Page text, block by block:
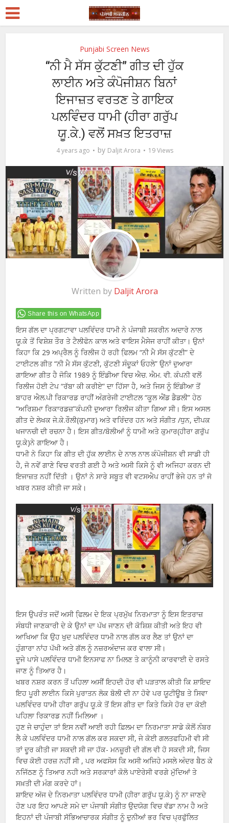
Punjabi Screen News
“ਨੀ ਮੈ ਸੱਸ ਕੁੱਟਣੀ” ਗੀਤ ਦੀ ਹੁੱਕ
ਲਾਈਨ ਅਤੇ ਕੰਪੋਜੀਸ਼ਨ ਬਿਨਾਂ
ਇਜਾਜ਼ਤ ਵਰਤਣ ਤੇ ਗਾਇਕ
ਪਲਵਿੰਦਰ ਧਾਮੀ (ਹੀਰਾ ਗਰੁੱਪ
ਯੂ.ਕੇ.) ਵਲੋਂ ਸਖ਼ਤ ਇਤਰਾਜ਼
4 years ago by Daljit Arora 19 Views
Written by Daljit Arora
Share this on WhatsApp
ਇਸ ਗੱਲ ਦਾ ਪ੍ਰਗਟਾਵਾ ਪਲਵਿੰਦਰ ਧਾਮੀ ਨੇ ਪੰਜਾਬੀ ਸਕਰੀਨ ਅਦਾਰੇ ਨਾਲ
ਯੂ.ਕੇ ਤੋਂ ਵਿਸ਼ੇਸ਼ ਤੌਰ ਤੇ ਟੈਲੀਫੋਨ ਕਾਲ ਅਤੇ ਵਾਇਸ ਮੈਸੇਜ ਰਾਹੀਂ ਕੀਤਾ। ਉਨਾਂ
ਕਿਹਾ ਕਿ 29 ਅਪ੍ਰੈਲ ਨੂੰ ਰਿਲੀਜ ਹੋ ਰਹੀ ਫਿ਼ਲਮ “ਨੀ ਮੈ ਸੱਸ ਕੁੱਟਣੀ” ਦੇ
ਟਾਈਟਲ ਗੀਤ “ਨੀ ਮੈ ਸੱਸ ਕੁੱਟਣੀ, ਕੁੱਟਣੀ ਸੰਦੂਕਾਂ ਓਹਲੇ” ਉਨਾਂ ਦੁਆਰਾ
ਗਾਇਆ ਗੀਤ ਹੈ ਜੋਕਿ 1989 ਨੂੰ ਇੰਡੀਆ ਵਿਚ ਐਚ. ਐਮ. ਵੀ. ਕੰਪਨੀ ਵਲੋਂ
ਰਿਲੀਜ ਹੋਈ ਟੇਪ “ਰੱਬਾ ਕੀ ਕਰੀਏ” ਦਾ ਹਿੱਸਾ ਹੈ, ਅਤੇ ਜਿਸ ਨੂੰ ਇੰਡੀਆ ਤੋਂ
ਬਾਹਰ ਐਲ.ਪੀ ਰਿਕਾਰਡ ਰਾਹੀਂ ਅੰਗਰੇਜੀ ਟਾਈਟਲ “ਕੂਲ ਐਂਡ ਡੈਡਲੀ” ਹੇਠ
“ਅਰਿਸ਼ਮਾ ਰਿਕਾਰਡਜ਼”ਕੰਪਨੀ ਦੁਆਰਾ ਰਿਲੀਜ ਕੀਤਾ ਗਿਆ ਸੀ। ਇਸ ਅਸਲ
ਗੀਤ ਦੇ ਲੇਖਕ ਜੇ.ਕੇ.ਰੌਲੀ(ਕੁਮਾਰ) ਅਤੇ ਵਰਿੰਦਰ ਹਨ ਅਤੇ ਸੰਗੀਤ /ਧੁਨ, ਦੀਪਕ
ਖਜਾਨਚੀ ਦੀ ਰਚਨਾ ਹੈ। ਇਸ ਗੀਤ/ਬੋਲੀਆਂ ਨੂੰ ਧਾਮੀ ਅਤੇ ਕੁਮਾਰ(ਹੀਰਾ ਗਰੁੱਪ
ਯੂ.ਕੇ)ਨੇ ਗਾਇਆ ਹੈ।
ਧਾਮੀ ਨੇ ਕਿਹਾ ਕਿ ਗੀਤ ਦੀ ਹੁੱਕ ਲਾਈਨ ਦੇ ਨਾਲ ਨਾਲ ਕੰਪੋਜੀਸ਼ਨ ਵੀ ਸਾਡੀ ਹੀ
ਹੈ, ਜੋ ਨਵੇਂ ਗਾਣੇ ਵਿਚ ਵਰਤੀ ਗਈ ਹੈ ਅਤੇ ਅਸੀ ਕਿਸੇ ਨੂੰ ਵੀ ਅਜਿਹਾ ਕਰਨ ਦੀ
ਇਜਾਜ਼ਤ ਨਹੀਂ ਦਿੱਤੀ । ਉਨਾਂ ਨੇ ਸਾਰੇ ਸਬੂਤ ਵੀ ਵਟਸਐਪ ਰਾਹੀਂ ਭੇਜੇ ਹਨ ਤਾਂ ਜੋ
ਖਬਰ ਨਸ਼ਰ ਕੀਤੀ ਜਾ ਸਕੇ।
ਇਸ ਉਪਰੰਤ ਜਦੋਂ ਅਸੀ ਫਿ਼ਲਮ ਦੇ ਇਕ ਪ੍ਰਮੁੱਖ ਨਿਰਮਾਤਾ ਨੂੰ ਇਸ ਇਤਰਾਜ਼
ਸੰਬਧੀ ਜਾਣਕਾਰੀ ਦੇ ਕੇ ਉਨਾਂ ਦਾ ਪੱਖ ਜਾਣਨ ਦੀ ਕੋਸ਼ਿਸ਼ ਕੀਤੀ ਅਤੇ ਇਹ ਵੀ
ਆਖਿਆ ਕਿ ਉਹ ਖੁਦ ਪਲਵਿੰਦਰ ਧਾਮੀ ਨਾਲ ਗੱਲ ਕਰ ਲੈਣ ਤਾਂ ਉਨਾਂ ਦਾ
ਹੁੰਗਾਰਾ ਨਾਂਹ ਪੱਖੀ ਅਤੇ ਗੱਲ ਨੂੰ ਨਜ਼ਰਅੰਦਾਜ ਕਰ ਵਾਲਾ ਸੀ।
ਦੂਜੇ ਪਾਸੇ ਪਲਵਿੰਦਰ ਧਾਮੀ ਇਨਸਾਫ ਨਾ ਮਿਲਣ ਤੇ ਕਾਨੂੰਨੀ ਕਾਰਵਾਈ ਦੇ ਰਸਤੇ
ਜਾਣ ਨੂੰ ਤਿਆਰ ਹੈ।
ਖਬਰ ਨਸ਼ਰ ਕਰਨ ਤੋਂ ਪਹਿਲਾ ਅਸੀਂ ਇਹਦੀ ਹੋਰ ਵੀ ਪੜਤਾਲ ਕੀਤੀ ਕਿ ਸ਼ਾਇਦ
ਇਹ ਪੂਰੀ ਲਾਈਨ ਕਿਸੇ ਪੁਰਾਤਨ ਲੋਕ ਬੋਲੀ ਦੀ ਨਾ ਹੋਵੇ ਪਰ ਯੂਟੀਊਬ ਤੇ ਸਿਵਾ
ਪਲਵਿੰਦਰ ਧਾਮੀ ਹੀਰਾ ਗਰੁੱਪ ਯੂ.ਕੇ ਤੋਂ ਇਸ ਗੀਤ ਦਾ ਕਿਤੇ ਕਿਸੇ ਹੋਰ ਦਾ ਕੋਈ
ਪਹਿਲਾ ਰਿਕਾਰਡ ਨਹੀਂ ਮਿਲਿਆ ।
ਹੁਣ ਜੇ ਚਾਹੁੰਦਾ ਤਾਂ ਇਸ ਨਵੀਂ ਆਈ ਰਹੀ ਫ਼ਿਲਮ ਦਾ ਨਿਰਮਾਤਾ ਸਾਡੇ ਕੋਲੋਂ ਨੰਬਰ
ਲੈ ਕੇ ਪਲਵਿੰਦਰ ਧਾਮੀ ਨਾਲ ਗੱਲ ਕਰ ਸਕਦਾ ਸੀ, ਜੇ ਕੋਈ ਗਲਤਫਹਿਮੀ ਵੀ ਸੀ
ਤਾਂ ਦੂਰ ਕੀਤੀ ਜਾ ਸਕਦੀ ਸੀ ਜਾ ਹੱਕ- ਮਨਜ਼ੂਰੀ ਦੀ ਗੱਲ ਵੀ ਹੋ ਸਕਦੀ ਸੀ, ਜਿਸ
ਵਿਚ ਕੋਈ ਹਰਜ਼ ਨਹੀਂ ਸੀ , ਪਰ ਅਫਸੋਸ ਕਿ ਅਸੀ ਅਜਿਹੇ ਮਸਲੇ ਅੰਦਰ ਬੈਠ ਕੇ
ਨਜਿੱਠਣ ਨੂੰ ਤਿਆਰ ਨਹੀ ਅਤੇ ਸਰਕਾਰਾਂ ਕੋਲੋ ਪਾਏਰੇਸੀ ਵਰਗੇ ਮੁੱਦਿਆਂ ਤੇ
ਸਖ਼ਤੀ ਦੀ ਮੰਗ ਕਰਦੇ ਹਾਂ।
ਸ਼ਾਇਦ ਅੱਜ ਦੇ ਨਿਰਮਾਤਾ ਪਲਵਿੰਦਰ ਧਾਮੀ (ਹੀਰਾ ਗਰੁੱਪ ਯੂ.ਕੇ) ਨੂੰ ਨਾ ਜਾਣਦੇ
ਹੋਣ ਪਰ ਇਹ ਆਪਣੇ ਸਮੇ ਦਾ ਪੰਜਾਬੀ ਸੰਗੀਤ ਉਦਯੋਗ ਵਿਚ ਵੱਡਾ ਨਾਮ ਹੈ ਅਤੇ
ਇਹਨਾਂ ਦੀ ਪੰਜਾਬੀ ਸੱਭਿਆਚਾਰਕ ਸੰਗੀਤ ਨੂੰ ਦੁਨੀਆਂ ਭਰ ਵਿਚ ਪ੍ਰਫੁੱਲਿਤ